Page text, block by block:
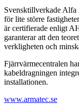
Svensktillverkade
för lite större
är certifierade enligt
garanterar att den
verkligheten och
Fjärrvärmecentralen
kabeldragningen
installationen.
www.armatec.se